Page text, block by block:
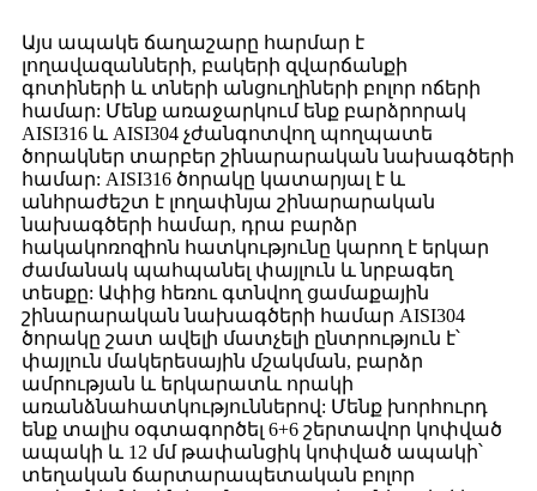
Այս ապակե ճաղաշարը հարմար է
լողավազանների, բակերի զվարճանքի
գոտիների և տների անցուղիների բոլոր ոճերի
համար: Մենք առաջարկում ենք բարձրորակ
AISI316 և AISI304 չժանգոտվող պողպատե
ծորակներ տարբեր շինարարական նախագծերի
համար: AISI316 ծորակը կատարյալ է և
անհրաժեշտ է լողափնյա շինարարական
նախագծերի համար, դրա բարձր
հակակոռոզիոն հատկությունը կարող է երկար
ժամանակ պահպանել փայլուն և նրբագեղ
տեսքը: Ափից հեռու գտնվող ցամաքային
շինարարական նախագծերի համար AISI304
ծորակը շատ ավելի մատչելի ընտրություն է՝
փայլուն մակերեսային մշակման, բարձր
ամրության և երկարատև որակի
առանձնահատկություններով: Մենք խորհուրդ
ենք տալիս օգտագործել 6+6 շերտավոր կոփված
ապակի և 12 մմ թափանցիկ կոփված ապակի՝
տեղական ճարտարապետական ​​բոլոր